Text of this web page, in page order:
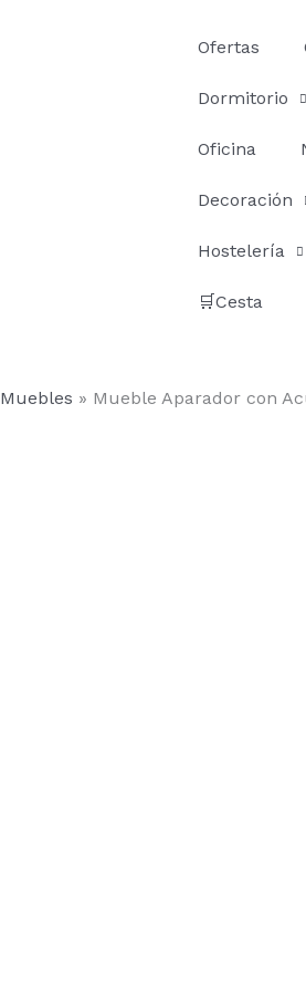
Ofertas
Dormitorio
Oficina
Decoración
Hostelería
🛒Cesta
Muebles » Mueble Aparador con